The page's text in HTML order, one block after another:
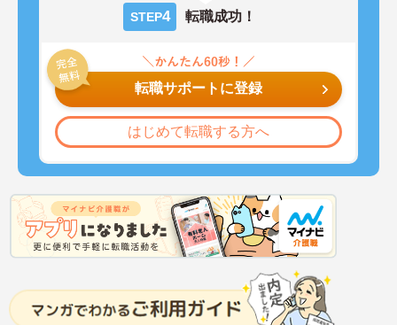
STEP4 転職成功！
転職サポートに登録
はじめて転職する方へ